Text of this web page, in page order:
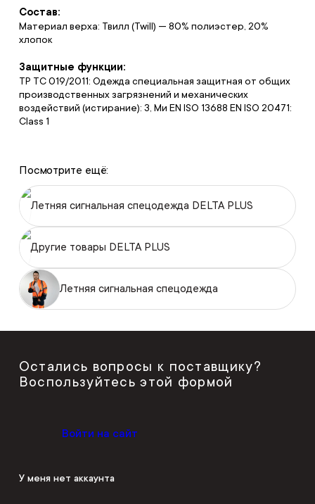
Состав:
Материал верха: Твилл (Twill) — 80% полиэстер, 20%
хлопок
Защитные функции:
ТР ТС 019/2011: Одежда специальная защитная от общих
производственных загрязнений и механических
воздействий (истирание): З, Ми EN ISO 13688 EN ISO 20471:
Class 1
Посмотрите ещё:
Летняя сигнальная спецодежда DELTA PLUS
Другие товары DELTA PLUS
Летняя сигнальная спецодежда
Остались вопросы к поставщику?
Воспользуйтесь этой формой
Войти на сайт
У меня нет аккаунта